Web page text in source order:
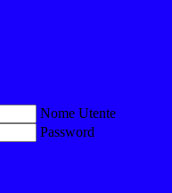
Nome Utente
Password